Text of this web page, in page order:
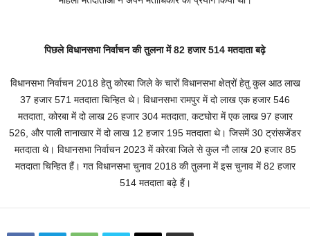
पिछले विधानसभा निर्वाचन की तुलना में 82 हजार 514 मतदाता बढ़े
विधानसभा निर्वाचन 2018 हेतु कोरबा जिले के चारों विधानसभा क्षेत्रों हेतु कुल आठ लाख
37 हजार 571 मतदाता चिन्हित थे। विधानसभा रामपुर में दो लाख एक हजार 546
मतदाता, कोरबा में दो लाख 26 हजार 304 मतदाता, कटघोरा में एक लाख 97 हजार
526, और पाली तानाखार में दो लाख 12 हजार 195 मतदाता थे। जिसमें 30 ट्रांसजेंडर
मतदाता थे। विधानसभा निर्वाचन 2023 में कोरबा जिले से कुल नौ लाख 20 हजार 85
मतदाता चिन्हित हैं। गत विधानसभा चुनाव 2018 की तुलना में इस चुनाव में 82 हजार
514 मतदाता बढ़े हैं।